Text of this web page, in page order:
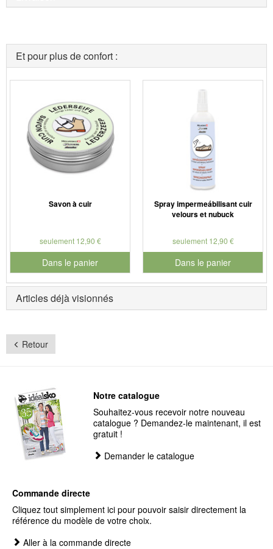
Et pour plus de confort :
Savon à cuir
seulement 12,90 €
Dans le panier
pour le numéro de produit 901127
Spray impermeábilisant cuir
velours et nubuck
seulement 12,90 €
Dans le panier
pour le numéro de produit
Articles déjà visionnés
Retour
Notre catalogue
Souhaitez-vous recevoir notre nouveau
catalogue ? Demandez-le maintenant, il est
gratuit !
Demander le catalogue
Commande directe
Cliquez tout simplement ici pour pouvoir saisir directement la
référence du modèle de votre choix.
Aller à la commande directe